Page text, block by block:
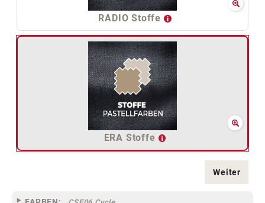
RADIO Stoffe
ERA Stoffe
Weiter